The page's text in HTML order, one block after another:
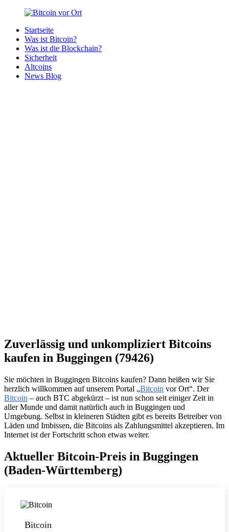
Zurück
Inhalt
Bitcoin
Bitcoins
deiner
Region
Startseite
Was ist Bitcoin?
Was ist die Blockchain?
Sicherheit
Altcoins
News Blog
Zuverlässig und unkompliziert Bitcoins
kaufen in Buggingen (79426)
Sie möchten in Buggingen Bitcoins kaufen? Dann heißen wir Sie
herzlich willkommen auf unserem Portal „Bitcoin vor Ort“. Der
Bitcoin – auch BTC abgekürzt – ist nun schon seit einiger Zeit in
aller Munde und damit natürlich auch in Buggingen und
Umgebung. Selbst in kleineren Städten gibt es bereits Betreiber von
Läden und Imbissen, die Bitcoins als Zahlungsmittel akzeptieren. Im
Internet ist der Fortschritt schon etwas weiter.
Aktueller Bitcoin-Preis in Buggingen
(Baden-Württemberg)
Bitcoin